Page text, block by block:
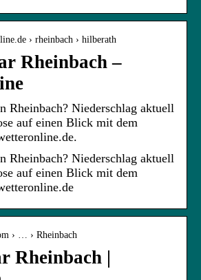
› rheinbach › hilberath
Rheinbach –
Rheinbach? Niederschlag aktuell
auf einen Blick mit dem
Rheinbach? Niederschlag aktuell
auf einen Blick mit dem
› … › Rheinbach
Rheinbach |